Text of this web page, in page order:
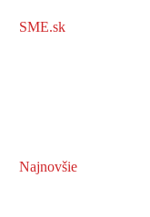
SME.sk
Najnovšie